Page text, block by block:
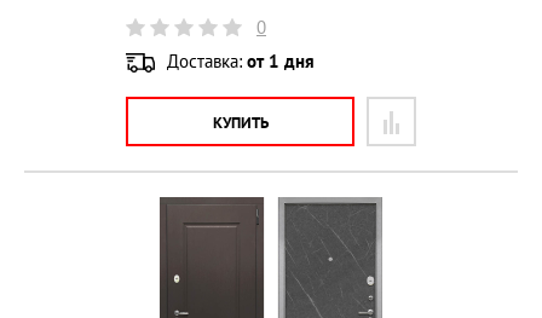
0
Доставка: от 1 дня
КУПИТЬ